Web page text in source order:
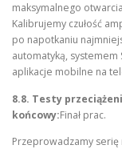
maksymalnego
Kalibrujemy czułość
po napotkaniu
automatyką, systemem
aplikacje mobilne na
8.8. Testy
końcowy:Finał prac.
Przeprowadzamy serię